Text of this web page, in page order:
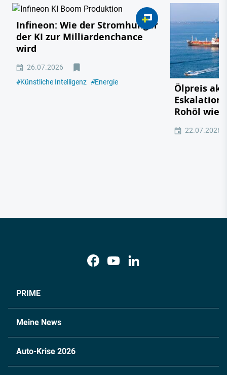
Infineon: Wie der Stromhunger
der KI zur Milliardenchance
wird
26.07.2026
#Künstliche Intelligenz #Energie
Ölpreis
Rohöl
22.07.2026
PRIME
Meine News
Auto-Krise 2026